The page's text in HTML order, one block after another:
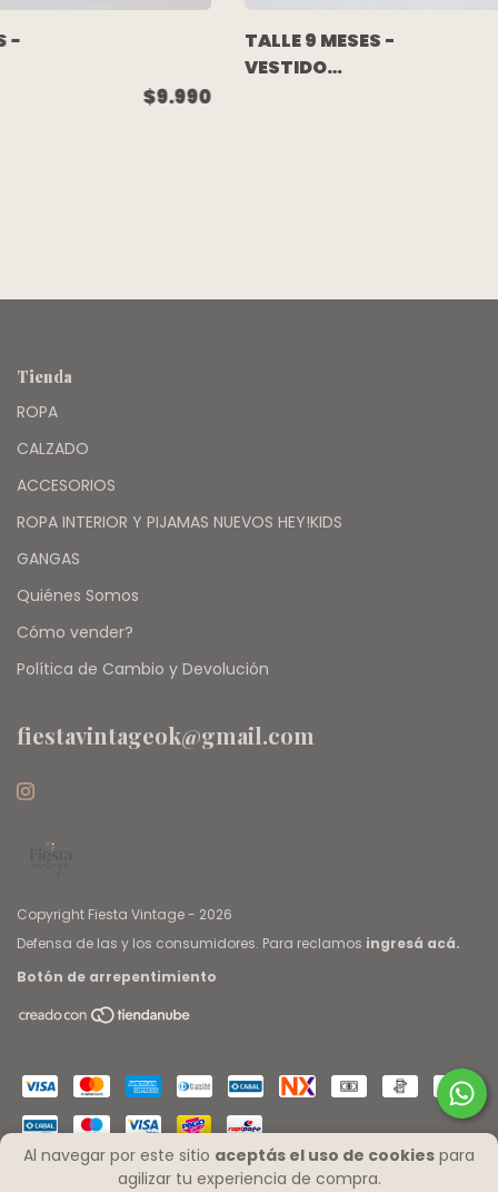
Al navegar por este sitio aceptás el uso de cookies para
agilizar tu experiencia de compra.
-
$9.990
TALLE 9 MESES -
VESTIDO
Tienda
ROPA
CALZADO
ACCESORIOS
ROPA INTERIOR Y PIJAMAS NUEVOS HEY!KIDS
GANGAS
Quiénes Somos
Cómo vender?
Política de Cambio y Devolución
fiestavintageok@gmail.com
Copyright Fiesta Vintage - 2026
Defensa de las y los consumidores. Para reclamos ingresá acá.
Botón de arrepentimiento